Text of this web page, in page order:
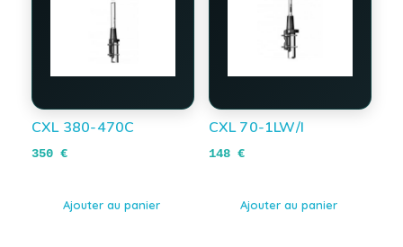
CXL 380-470C
350 €
Ajouter au panier
CXL 70-1LW/I
148 €
Ajouter au panier